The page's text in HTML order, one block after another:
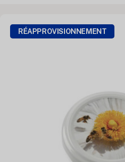
RÉAPPROVISIONNEMENT